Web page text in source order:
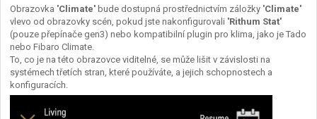
Obrazovka 'Climate' bude dostupná prostřednictvím záložky 'Climate'
vlevo od obrazovky scén, pokud jste nakonfigurovali 'Rithum Stat'
(pouze přepínače gen3) nebo kompatibilní plugin pro klima, jako je Tado
nebo Fibaro Climate.
To, co je na této obrazovce viditelné, se může lišit v závislosti na
systémech třetích stran, které používáte, a jejich schopnostech a
konfiguracích.